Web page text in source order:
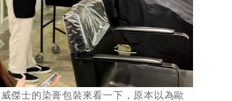
傑士的染膏包裝來看一下，原本以為歐